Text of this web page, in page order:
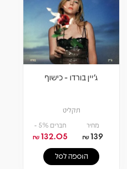
ג'יין בורדו - כישוף
תקליט
מחיר
139
₪
חברים 5% -
132.05
₪
הוספה לסל